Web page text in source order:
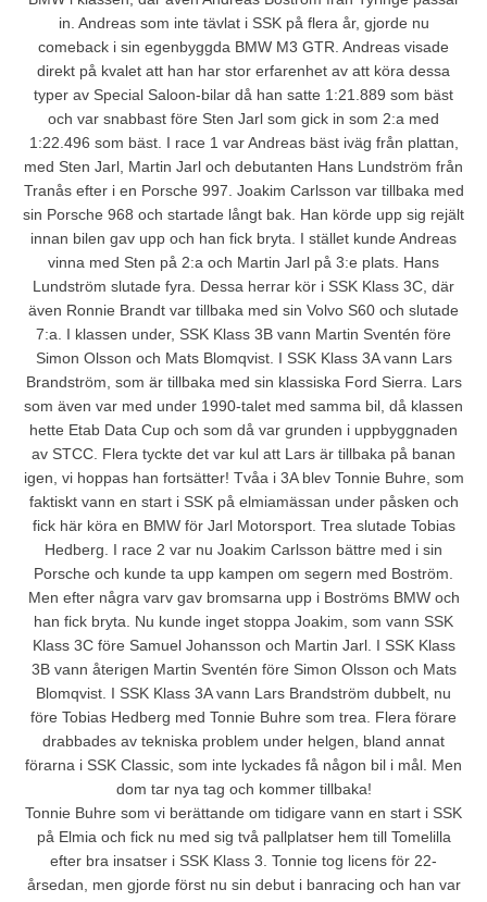
in. Andreas som inte tävlat i SSK på flera år, gjorde nu
comeback i sin egenbyggda BMW M3 GTR. Andreas visade
direkt på kvalet att han har stor erfarenhet av att köra dessa
typer av Special Saloon-bilar då han satte 1:21.889 som bäst
och var snabbast före Sten Jarl som gick in som 2:a med
1:22.496 som bäst. I race 1 var Andreas bäst iväg från plattan,
med Sten Jarl, Martin Jarl och debutanten Hans Lundström från
Tranås efter i en Porsche 997. Joakim Carlsson var tillbaka med
sin Porsche 968 och startade långt bak. Han körde upp sig rejält
innan bilen gav upp och han fick bryta. I stället kunde Andreas
vinna med Sten på 2:a och Martin Jarl på 3:e plats. Hans
Lundström slutade fyra. Dessa herrar kör i SSK Klass 3C, där
även Ronnie Brandt var tillbaka med sin Volvo S60 och slutade
7:a. I klassen under, SSK Klass 3B vann Martin Sventén före
Simon Olsson och Mats Blomqvist. I SSK Klass 3A vann Lars
Brandström, som är tillbaka med sin klassiska Ford Sierra. Lars
som även var med under 1990-talet med samma bil, då klassen
hette Etab Data Cup och som då var grunden i uppbyggnaden
av STCC. Flera tyckte det var kul att Lars är tillbaka på banan
igen, vi hoppas han fortsätter! Tvåa i 3A blev Tonnie Buhre, som
faktiskt vann en start i SSK på elmiamässan under påsken och
fick här köra en BMW för Jarl Motorsport. Trea slutade Tobias
Hedberg. I race 2 var nu Joakim Carlsson bättre med i sin
Porsche och kunde ta upp kampen om segern med Boström.
Men efter några varv gav bromsarna upp i Boströms BMW och
han fick bryta. Nu kunde inget stoppa Joakim, som vann SSK
Klass 3C före Samuel Johansson och Martin Jarl. I SSK Klass
3B vann återigen Martin Sventén före Simon Olsson och Mats
Blomqvist. I SSK Klass 3A vann Lars Brandström dubbelt, nu
före Tobias Hedberg med Tonnie Buhre som trea. Flera förare
drabbades av tekniska problem under helgen, bland annat
förarna i SSK Classic, som inte lyckades få någon bil i mål. Men
dom tar nya tag och kommer tillbaka!
Tonnie Buhre som vi berättande om tidigare vann en start i SSK
på Elmia och fick nu med sig två pallplatser hem till Tomelilla
efter bra insatser i SSK Klass 3. Tonnie tog licens för 22-
årsedan, men gjorde först nu sin debut i banracing och han var